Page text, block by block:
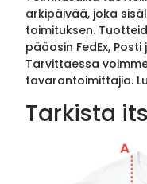
arkipäivää, joka
toimituksen.
pääosin FedEx,
Tarvittaessa
tavarantoimittajia.
Tarkista